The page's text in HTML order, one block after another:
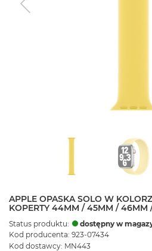
APPLE OPASKA SOLO W
KOPERTY 44MM / 45MM / 46MM
Status produktu:
dostępny w
Kod producenta: 923-07434
Kod dostawcy: MN443